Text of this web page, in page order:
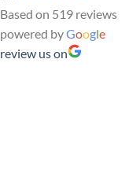
Based on 519 reviews
powered byGoogle
review us on